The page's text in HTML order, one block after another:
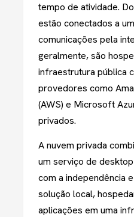
tempo de atividade.
estão conectados a
comunicações pela
geralmente, são
infraestrutura pública
provedores como
(AWS) e Microsoft
privados.
A nuvem privada
um serviço de
com a independência
solução local,
aplicações em uma